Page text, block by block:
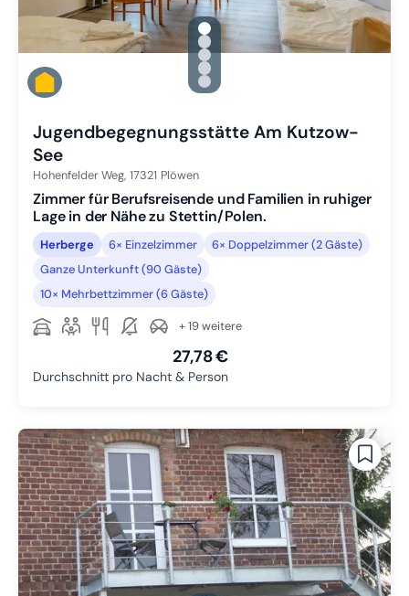
gallery.slide_selector
Zu Slide 1 wechseln
Zu Slide 2 wechseln
Zu Slide 3 wechseln
Zu Slide 4 wechseln
Zu Slide 5 wechseln
Jugendbegegnungsstätte Am Kutzow-
See
Hohenfelder Weg, 17321 Plöwen
Zimmer für Berufsreisende und Familien in ruhiger
Lage in der Nähe zu Stettin/Polen.
Herberge 6× Einzelzimmer
6× Doppelzimmer (2 Gäste)
Ganze Unterkunft (90 Gäste)
10× Mehrbettzimmer (6 Gäste)
+ 19 weitere
27,78 €
Durchschnitt pro Nacht & Person